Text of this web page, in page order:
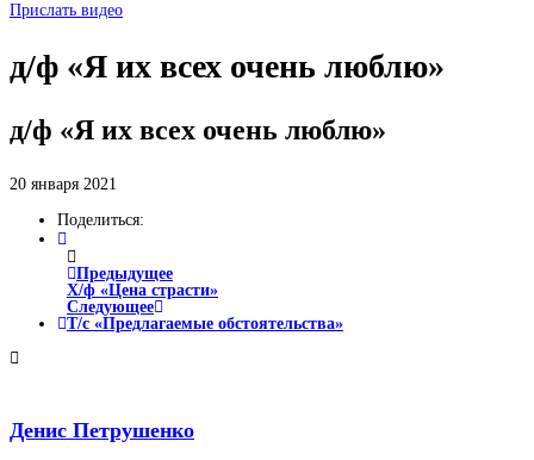
Прислать видео
д/ф «Я их всех очень люблю»
д/ф «Я их всех очень люблю»
20 января 2021
Поделиться:
Предыдущее
Х/ф «Цена страсти»
Следующее
Т/с «Предлагаемые обстоятельства»
Денис Петрушенко